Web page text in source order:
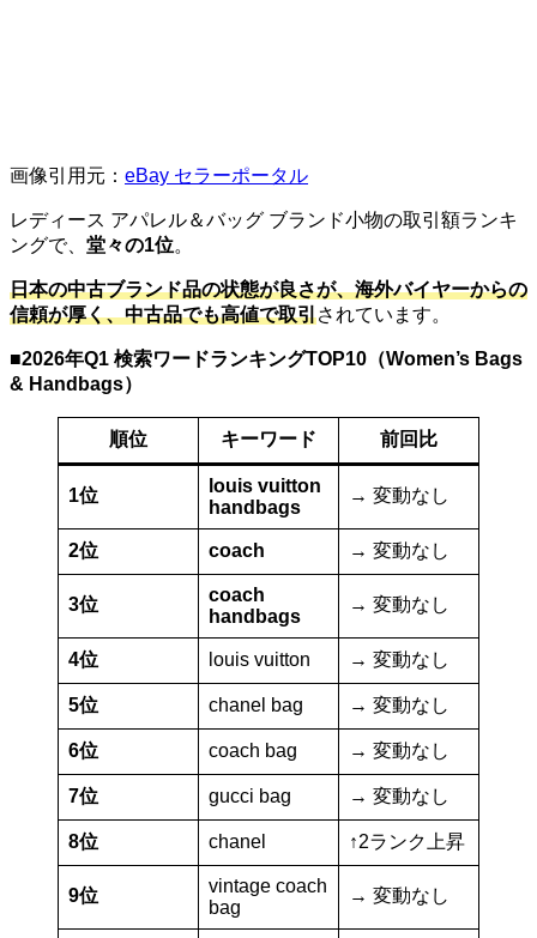
画像引用元： eBay セラーポータル
レディース アパレル＆バッグ ブランド小物の取引額ランキ
ングで、 堂々の1位。
日本の中古ブランド品の状態が良さが、海外バイヤーからの
信頼が厚く、中古品でも高値で取引されています。
■2026年Q1 検索ワードランキングTOP10（Women’s Bags
& Handbags）
順位 キーワード 前回比
1位
louis vuitton
handbags
→ 変動なし
2位 coach → 変動なし
3位
coach
handbags
→ 変動なし
4位 louis vuitton → 変動なし
5位 chanel bag → 変動なし
6位 coach bag → 変動なし
7位 gucci bag → 変動なし
8位 chanel ↑2ランク上昇
9位
vintage coach
bag
→ 変動なし